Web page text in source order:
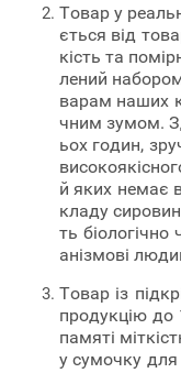
Товар у
ється від
кість та
лений
варам наших
чним зумом.
ьох годин,
й яких немає
кладу
ть
анізмові
Товар із
продукцію до
памяті
у сумочку